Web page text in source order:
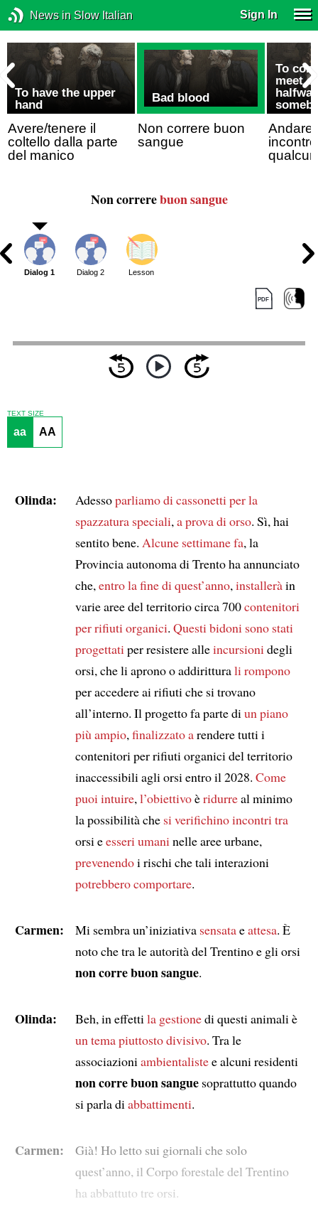
News in Slow Italian Sign In
To have the upper
hand
Avere/tenere il
coltello dalla parte
del manico
Bad blood
Non correre buon
sangue
To
meet
Non correrebuon sangue
Dialog 1 Dialog 2 Lesson
TEXT SIZE
aa AA
Olinda: Adessoparliamo di cassonetti per la
spazzatura speciali, a prova di orso. Sì, hai
sentito bene. Alcune settimane fa, la
Provincia autonoma di Trento ha annunciato
che, entro la fine di quest’anno, installeràin
varie aree del territorio circa 700contenitori
per rifiuti organici. Questi bidoni sono stati
progettati per resistere alleincursioni degli
orsi, che li aprono o addiritturali rompono
per accedere ai rifiuti che si trovano
all’interno. Il progetto fa parte di un piano
più ampio, finalizzato arendere tutti i
contenitori per rifiuti organici del territorio
inaccessibili agli orsi entro il 2028. Come
puoi intuire, l’obiettivoèridurreal minimo
la possibilità che si verifichino incontri tra
orsi eesseri umani nelle aree urbane,
prevenendoi rischi che tali interazioni
potrebbero comportare.
Carmen: Mi sembra un’iniziativa sensataeattesa. È
noto che tra le autorità del Trentino e gli orsi
non corre buon sangue.
Olinda: Beh, in effetti la gestionedi questi animali è
un tema piuttosto divisivo. Tra le
associazioni ambientalistee alcuni residenti
non corre buon sanguesoprattutto quando
si parla di abbattimenti.
Carmen:
Già! Ho letto sui giornali che solo
quest’anno, il Corpo forestale del Trentino
ha abbattuto tre orsi.